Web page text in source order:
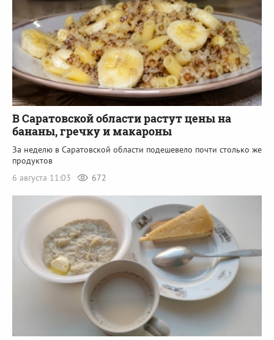
В Саратовской области растут цены на
бананы, гречку и макароны
За неделю в Саратовской области подешевело почти столько же
продуктов
6 августа 11:03
672